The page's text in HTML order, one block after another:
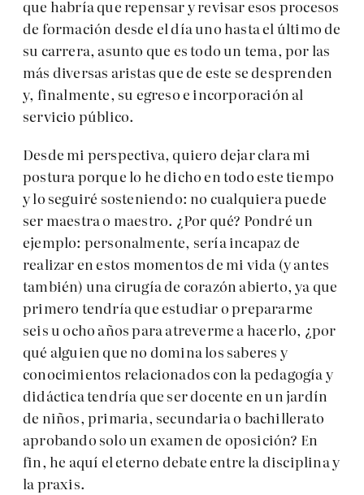
que habría que repensar y revisar esos procesos
de formación desde el día uno hasta el último de
su carrera, asunto que es todo un tema, por las
más diversas aristas que de este se desprenden
y, finalmente, su egreso e incorporación al
servicio público.
Desde mi perspectiva, quiero dejar clara mi
postura porque lo he dicho en todo este tiempo
y lo seguiré sosteniendo: no cualquiera puede
ser maestra o maestro. ¿Por qué? Pondré un
ejemplo: personalmente, sería incapaz de
realizar en estos momentos de mi vida (y antes
también) una cirugía de corazón abierto, ya que
primero tendría que estudiar o prepararme
seis u ocho años para atreverme a hacerlo, ¿por
qué alguien que no domina los saberes y
conocimientos relacionados con la pedagogía y
didáctica tendría que ser docente en un jardín
de niños, primaria, secundaria o bachillerato
aprobando solo un examen de oposición? En
fin, he aquí el eterno debate entre la disciplina y
la praxis.